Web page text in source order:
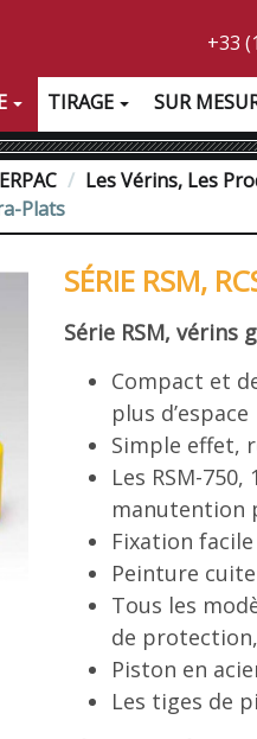
+33
TIRAGE SUR
Les Vérins, Les
Plats
SÉRIE RSM,
Série RSM, vérins
Compact et
plus d’espace
Simple effet,
Les RSM-
manutention
Fixation
Peinture
Tous les
de protection,
Piston en
Les tiges de